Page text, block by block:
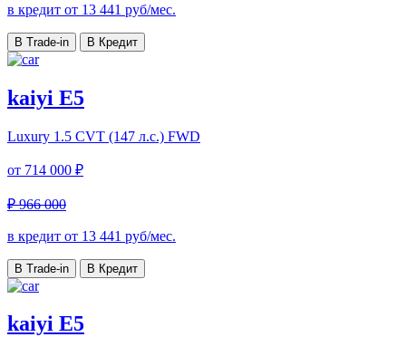
в кредит от 13 441 руб/мес.
В Trade-in В Кредит
kaiyi E5
Luxury 1.5 CVT (147 л.с.) FWD
от 714 000 ₽
₽ 966 000
в кредит от 13 441 руб/мес.
В Trade-in В Кредит
kaiyi E5